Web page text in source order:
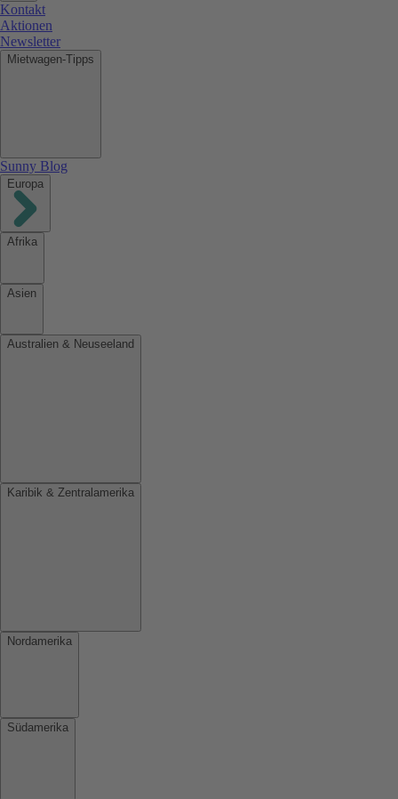
Kontakt
Aktionen
Newsletter
Mietwagen-Tipps
Sunny Blog
Europa
Afrika
Asien
Australien & Neuseeland
Karibik & Zentralamerika
Nordamerika
Südamerika